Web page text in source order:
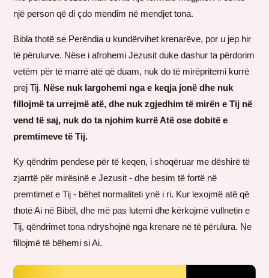
një person që di çdo mendim në mendjet tona.
Bibla thotë se Perëndia u kundërvihet krenarëve, por u jep hir
të përulurve. Nëse i afrohemi Jezusit duke dashur ta përdorim
vetëm për të marrë atë që duam, nuk do të mirëpritemi kurrë
prej Tij. Nëse nuk largohemi nga e keqja jonë dhe nuk
fillojmë ta urrejmë atë, dhe nuk zgjedhim të mirën e Tij në
vend të saj, nuk do ta njohim kurrë Atë ose dobitë e
premtimeve të Tij.
Ky qëndrim pendese për të keqen, i shoqëruar me dëshirë të
zjarrtë për mirësinë e Jezusit - dhe besim të fortë në
premtimet e Tij - bëhet normaliteti ynë i ri. Kur lexojmë atë që
thotë Ai në Bibël, dhe më pas lutemi dhe kërkojmë vullnetin e
Tij, qëndrimet tona ndryshojnë nga krenare në të përulura. Ne
fillojmë të bëhemi si Ai.